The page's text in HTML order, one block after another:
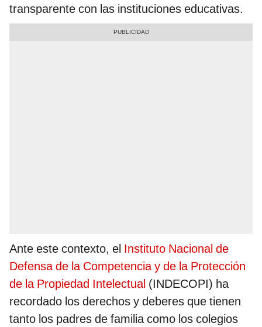
transparente con las instituciones educativas.
Ante este contexto, el Instituto Nacional de
Defensa de la Competencia y de la Protección
de la Propiedad Intelectual (INDECOPI) ha
recordado los derechos y deberes que tienen
tanto los padres de familia como los colegios